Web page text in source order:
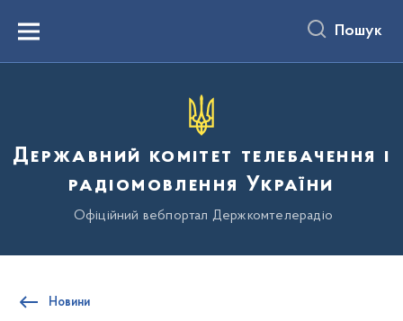
вмістуMenu Пошук
Державний комітет телебачення і
радіомовлення України
Офіційний вебпортал Держкомтелерадіо
Новини